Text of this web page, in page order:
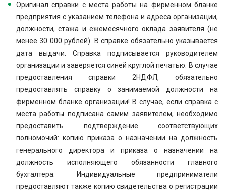
Оригинал справки с места работы на фирменном бланке
предприятия с указанием телефона и адреса организации,
должности, стажа и ежемесячного оклада заявителя (не
менее 30 000 рублей). В справке обязательно указывается
дата выдачи. Справка подписывается руководителем
организации и заверяется синей круглой печатью. В случае
предоставления справки 2НДФЛ, обязательно
предоставлять справку о занимаемой должности на
фирменном бланке организации! В случае, если справка с
места работы подписана самим заявителем, необходимо
предоставить подтверждение соответствующих
полномочий: копию приказа о назначении на должность
генерального директора и приказа о назначении на
должность исполняющего обязанности главного
бухгалтера. Индивидуальные предприниматели
предоставляют также копию свидетельства о регистрации